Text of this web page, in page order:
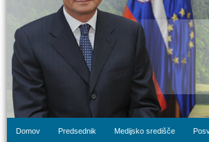
Domov Predsednik Medijsko središče